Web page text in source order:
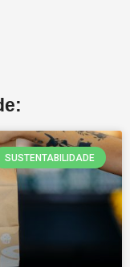
SUSTENTABILIDADE